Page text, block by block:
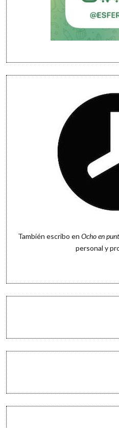
También escribo en Ocho en
personal y